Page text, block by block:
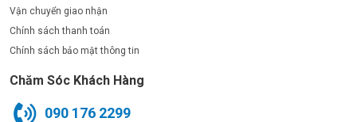
Vận chuyển giao nhận
Chính sách thanh toán
Chính sách bảo mật thông tin
Chăm Sóc Khách Hàng
090 176 2299